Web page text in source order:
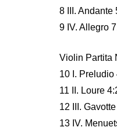
8 III. Andante
9 IV. Allegro
Violin Partita
10 I. Preludio
11 II. Loure
12 III.
13 IV.